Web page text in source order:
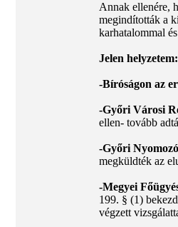
Annak ellenére,
megindították a
karhatalommal
Jelen helyzetem:
-Bíróságon az
-Győri Városi
ellen- tovább
-Győri
megküldték az
-Megyei
199. § (1)
végzett